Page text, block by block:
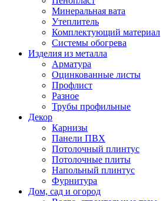
Минеральная вата
Утеплитель
Комплектующий материал
Системы обогрева
Изделия из металла
Арматура
Оцинкованные листы
Профлист
Разное
Трубы профильные
Декор
Карнизы
Панели ПВХ
Потолочный плинтус
Потолочные плиты
Напольный плинтус
Фурнитура
Дом, сад и огород